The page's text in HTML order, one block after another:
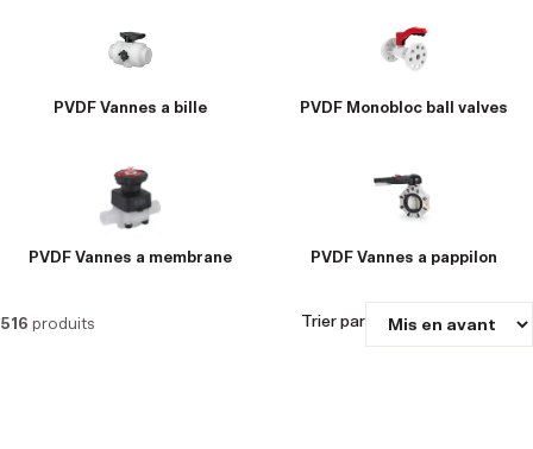
PVDF Vannes a bille PVDF Monobloc ball valves
PVDF Vannes a membrane PVDF Vannes a pappilon
516 produits Trier par